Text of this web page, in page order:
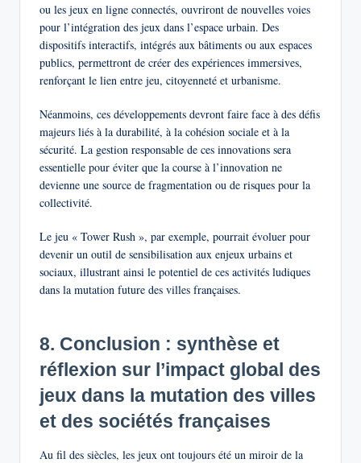
ou les jeux en ligne connectés, ouvriront de nouvelles voies
pour l’intégration des jeux dans l’espace urbain. Des
dispositifs interactifs, intégrés aux bâtiments ou aux espaces
publics, permettront de créer des expériences immersives,
renforçant le lien entre jeu, citoyenneté et urbanisme.
Néanmoins, ces développements devront faire face à des défis
majeurs liés à la durabilité, à la cohésion sociale et à la
sécurité. La gestion responsable de ces innovations sera
essentielle pour éviter que la course à l’innovation ne
devienne une source de fragmentation ou de risques pour la
collectivité.
Le jeu « Tower Rush », par exemple, pourrait évoluer pour
devenir un outil de sensibilisation aux enjeux urbains et
sociaux, illustrant ainsi le potentiel de ces activités ludiques
dans la mutation future des villes françaises.
8. Conclusion : synthèse et
réflexion sur l’impact global des
jeux dans la mutation des villes
et des sociétés françaises
Au fil des siècles, les jeux ont toujours été un miroir de la